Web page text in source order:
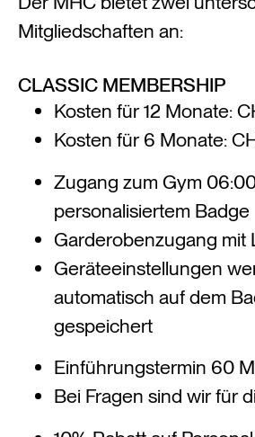
Mitgliedschaften an:
CLASSIC MEMBERSHIP
Kosten für 12 Monate:
Kosten für 6 Monate:
Zugang zum Gym
personalisiertem Badge
Garderobenzugang mit
Geräteeinstellungen
automatisch auf dem
gespeichert
Einführungstermin 60
Bei Fragen sind wir für